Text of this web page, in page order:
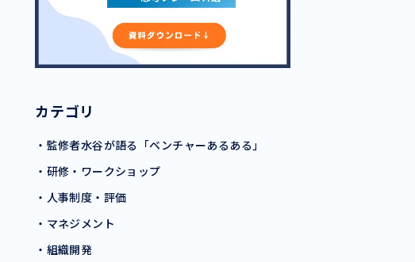
カテゴリ
・監修者水谷が語る「ベンチャーあるある」
・研修・ワークショップ
・人事制度・評価
・マネジメント
・組織開発